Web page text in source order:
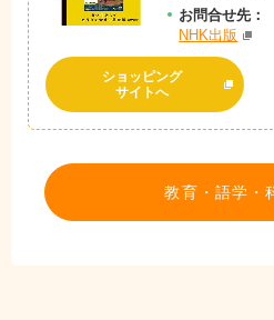
お問合せ先：
NHK出版
ショッピング
サイトへ
教育・語学・